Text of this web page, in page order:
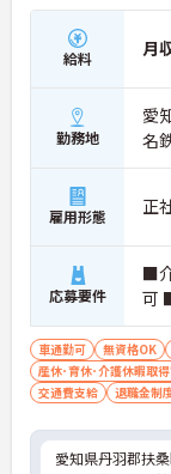
給料 月
勤務地
愛
名
雇用形態 正
応募要件
■
可
車通勤可 無資格OK
産休･育休･介護休暇取
交通費支給
退職金制
愛知県丹羽郡扶